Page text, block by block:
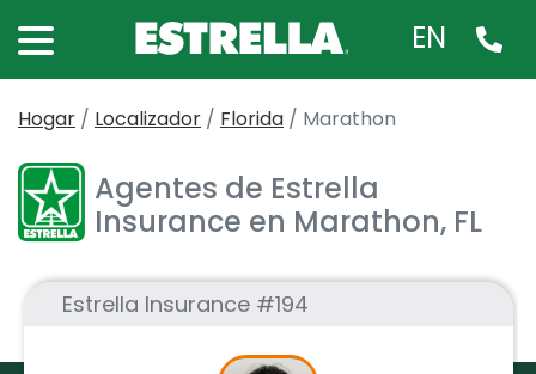
EN
Hogar / Localizador / Florida / Marathon
Agentes de Estrella
Insurance en Marathon, FL
Estrella Insurance #194